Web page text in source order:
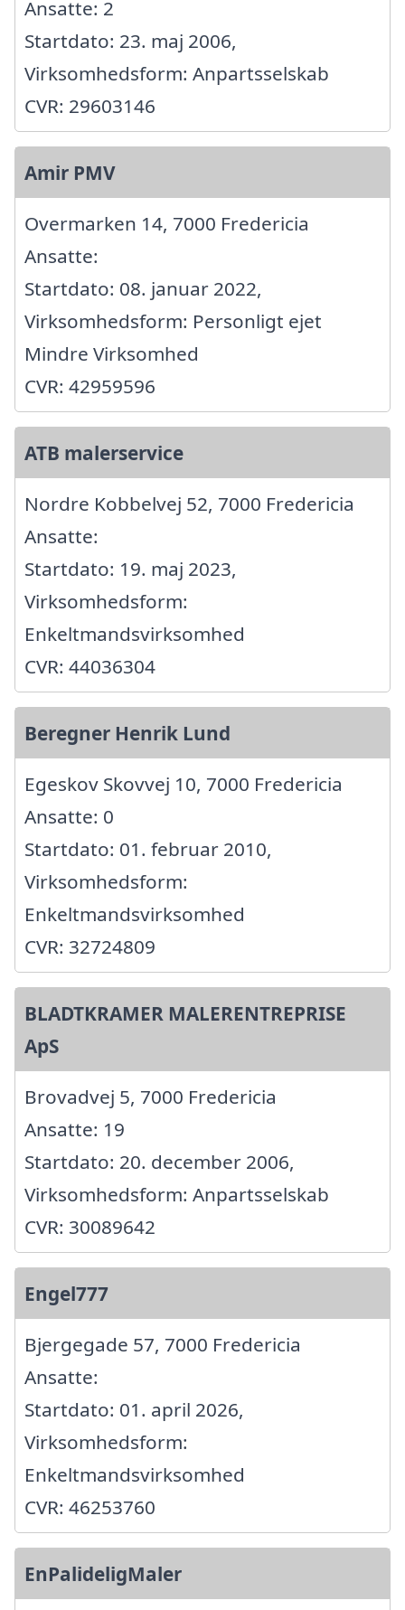
Ansatte: 2
Startdato: 23. maj 2006,
Virksomhedsform: Anpartsselskab
CVR: 29603146
Amir PMV
Overmarken 14, 7000 Fredericia
Ansatte:
Startdato: 08. januar 2022,
Virksomhedsform: Personligt ejet
Mindre Virksomhed
CVR: 42959596
ATB malerservice
Nordre Kobbelvej 52, 7000 Fredericia
Ansatte:
Startdato: 19. maj 2023,
Virksomhedsform:
Enkeltmandsvirksomhed
CVR: 44036304
Beregner Henrik Lund
Egeskov Skovvej 10, 7000 Fredericia
Ansatte: 0
Startdato: 01. februar 2010,
Virksomhedsform:
Enkeltmandsvirksomhed
CVR: 32724809
BLADTKRAMER MALERENTREPRISE
ApS
Brovadvej 5, 7000 Fredericia
Ansatte: 19
Startdato: 20. december 2006,
Virksomhedsform: Anpartsselskab
CVR: 30089642
Engel777
Bjergegade 57, 7000 Fredericia
Ansatte:
Startdato: 01. april 2026,
Virksomhedsform:
Enkeltmandsvirksomhed
CVR: 46253760
EnPalideligMaler